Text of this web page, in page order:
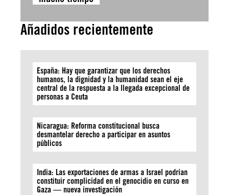
Añadidos recientemente
España: Hay que garantizar que los derechos
humanos, la dignidad y la humanidad sean el eje
central de la respuesta a la llegada excepcional de
personas a Ceuta
Nicaragua: Reforma constitucional busca
desmantelar derecho a participar en asuntos
públicos
India: Las exportaciones de armas a Israel podrían
constituir complicidad en el genocidio en curso en
Gaza — nueva investigación